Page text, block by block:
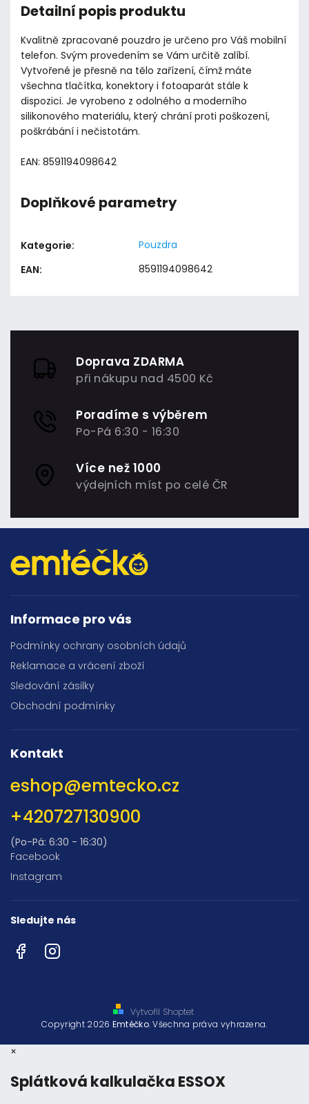
Detailní popis produktu
Kvalitně zpracované pouzdro je určeno pro Váš mobilní
telefon. Svým provedením se Vám určitě zalíbí.
Vytvořené je přesně na tělo zařízení, čímž máte
všechna tlačítka, konektory i fotoaparát stále k
dispozici. Je vyrobeno z odolného a moderního
silikonového materiálu, který chrání proti poškození,
poškrábání i nečistotám.
EAN: 8591194098642
Doplňkové parametry
Kategorie:
Pouzdra
EAN: 8591194098642
Doprava ZDARMA
při nákupu nad 4500 Kč
Poradíme s výběrem
Po-Pá 6:30 - 16:30
Více než 1000
výdejních míst po celé ČR
Informace pro vás
Podmínky ochrany osobních údajů
Reklamace a vrácení zboží
Sledování zásilky
Obchodní podmínky
Kontakt
eshop@emtecko.cz
+420727130900
(Po-Pá: 6:30 - 16:30)
Facebook
Instagram
Sledujte nás
FacebookInstagram
Vytvořil Shoptet
Copyright 2026 Emtéčko. Všechna práva vyhrazena.
×
Splátková kalkulačka ESSOX